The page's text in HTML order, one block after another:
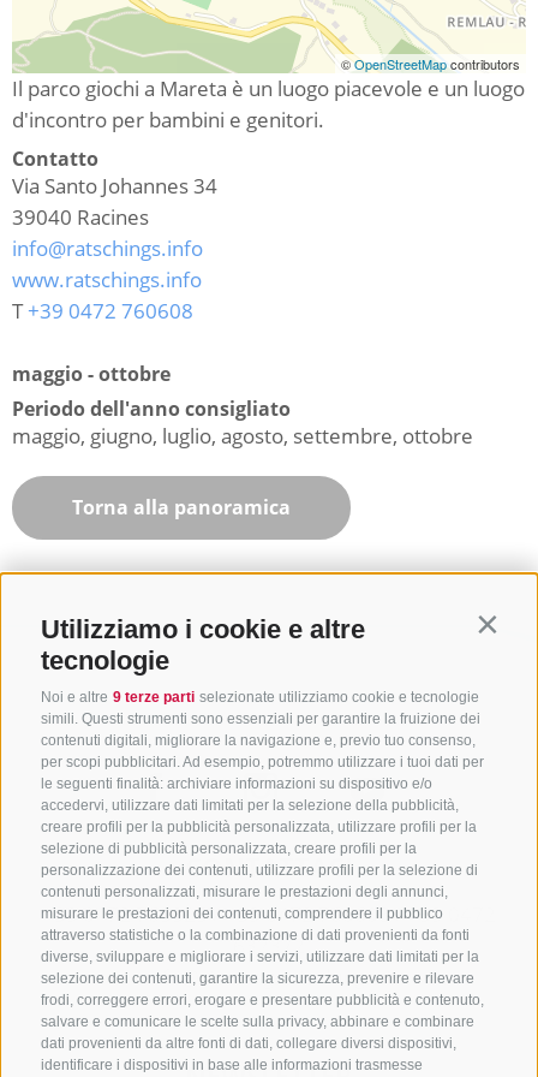
Utilizziamo i cookie e altre
tecnologie
Noi e altre 9 terze parti selezionate utilizziamo cookie e tecnologie
simili. Questi strumenti sono essenziali per garantire la fruizione dei
contenuti digitali, migliorare la navigazione e, previo tuo consenso,
per scopi pubblicitari. Ad esempio, potremmo utilizzare i tuoi dati per
le seguenti finalità: archiviare informazioni su dispositivo e/o
accedervi, utilizzare dati limitati per la selezione della pubblicità,
creare profili per la pubblicità personalizzata, utilizzare profili per la
selezione di pubblicità personalizzata, creare profili per la
personalizzazione dei contenuti, utilizzare profili per la selezione di
contenuti personalizzati, misurare le prestazioni degli annunci,
misurare le prestazioni dei contenuti, comprendere il pubblico
attraverso statistiche o la combinazione di dati provenienti da fonti
diverse, sviluppare e migliorare i servizi, utilizzare dati limitati per la
selezione dei contenuti, garantire la sicurezza, prevenire e rilevare
frodi, correggere errori, erogare e presentare pubblicità e contenuto,
salvare e comunicare le scelte sulla privacy, abbinare e combinare
dati provenienti da altre fonti di dati, collegare diversi dispositivi,
identificare i dispositivi in base alle informazioni trasmesse
©OpenStreetMapcontributors
Il parco giochi a Mareta è un luogo piacevole e un luogo
d'incontro per bambini e genitori.
Contatto
Via Santo Johannes 34
39040 Racines
info@ratschings.info
www.ratschings.info
T+39 0472 760608
maggio - ottobre
Periodo dell'anno consigliato
maggio, giugno, luglio, agosto, settembre, ottobre
Torna alla panoramica
CONTATTACI
+39 0472 765325/+39 0472 760608/+39 0472
632372
info@sterzing-ratschings.it